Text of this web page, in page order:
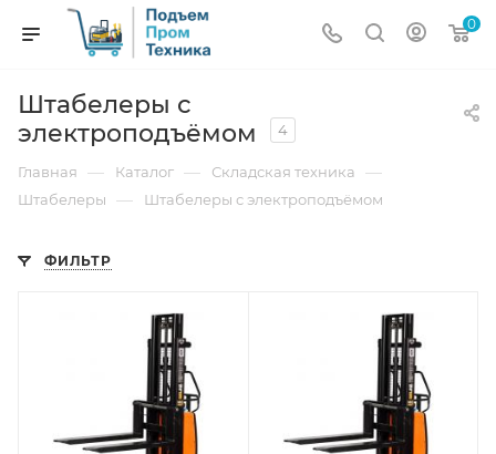
0
Штабелеры с
электроподъёмом
4
Главная — Каталог — Складская техника —
Штабелеры — Штабелеры с электроподъёмом
ФИЛЬТР